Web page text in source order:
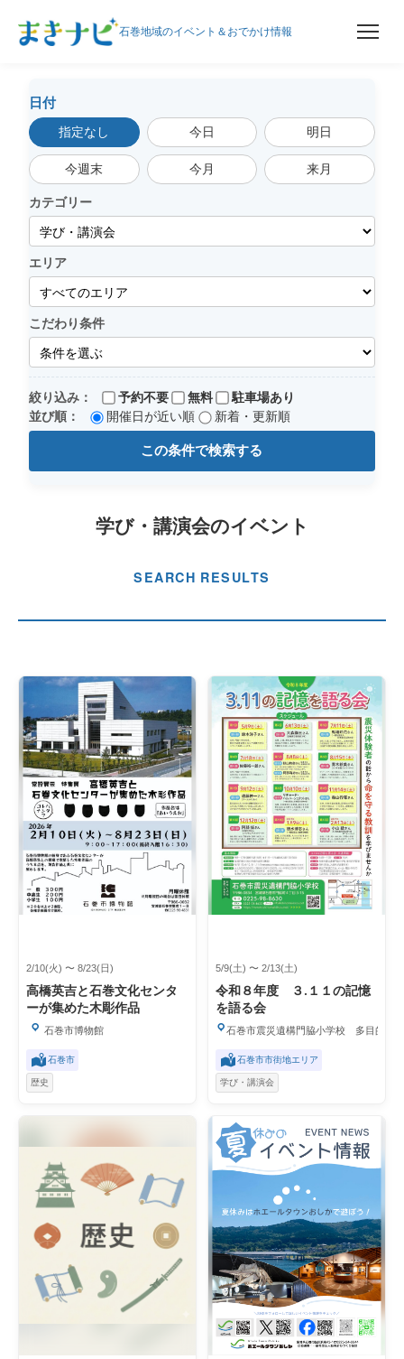
石巻地域のイベント＆おでかけ情報
日付
指定なし 今日 明日
今週末 今月 来月
カテゴリー
エリア
こだわり条件
絞り込み： 予約不要 無料
駐車場あり
並び順：
開催日が近い順 新着・更新順
この条件で検索する
学び・講演会のイベント
SEARCH RESULTS
2/10(火) 〜 8/23(日)
高橋英吉と石巻文化センタ
ーが集めた木彫作品
石巻市博物館
石巻市
歴史
5/9(土) 〜 2/13(土)
令和８年度 ３.１１の記憶
を語る会
石巻市震災遺構門脇小学校 多目的学
石巻市市街地エリア
学び・講演会